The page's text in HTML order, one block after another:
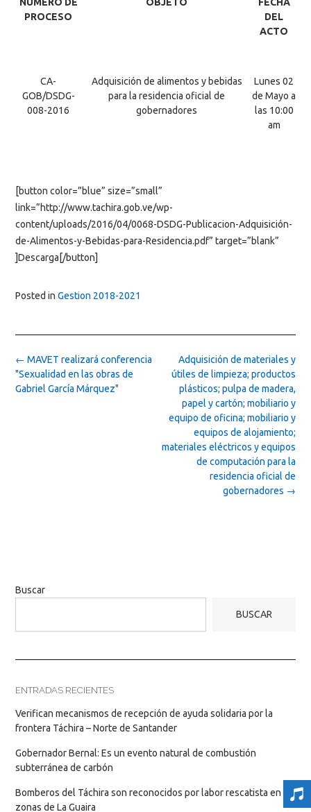
NUMERO DE
PROCESO
OBJETO
FECHA
DEL
ACTO
CA-
GOB/DSDG-
008-2016
Adquisición de alimentos y bebidas
para la residencia oficial de
gobernadores
Lunes 02
de Mayo a
las 10:00
am
[button color=”blue” size=”small”
link=”http://www.tachira.gob.ve/wp-
content/uploads/2016/04/0068-DSDG-Publicacion-Adquisición-
de-Alimentos-y-Bebidas-para-Residencia.pdf” target=”blank”
]Descarga[/button]
Posted in Gestion 2018-2021
Post
navigation
Adquisición de materiales y
útiles de limpieza; productos
plásticos; pulpa de madera,
papel y cartón; mobiliario y
equipo de oficina; mobiliario y
equipos de alojamiento;
materiales eléctricos y equipos
de computación para la
residencia oficial de
gobernadores →
← MAVET realizará conferencia
"Sexualidad en las obras de
Gabriel García Márquez"
Buscar
BUSCAR
ENTRADAS RECIENTES
Verifican mecanismos de recepción de ayuda solidaria por la
frontera Táchira – Norte de Santander
Gobernador Bernal: Es un evento natural de combustión
subterránea de carbón
Bomberos del Táchira son reconocidos por labor rescatista en
zonas de La Guaira